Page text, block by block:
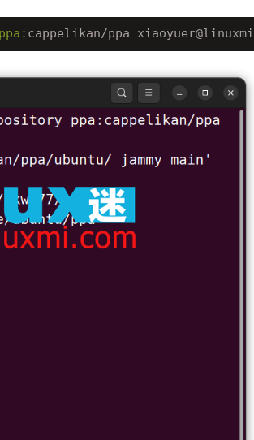
ppa: cappelikan/ppa xiaoyuer@linuxmi